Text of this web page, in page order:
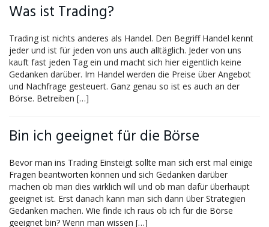
Was ist Trading?
Trading ist nichts anderes als Handel. Den Begriff Handel kennt
jeder und ist für jeden von uns auch alltäglich. Jeder von uns
kauft fast jeden Tag ein und macht sich hier eigentlich keine
Gedanken darüber. Im Handel werden die Preise über Angebot
und Nachfrage gesteuert. Ganz genau so ist es auch an der
Börse. Betreiben […]
Bin ich geeignet für die Börse
Bevor man ins Trading Einsteigt sollte man sich erst mal einige
Fragen beantworten können und sich Gedanken darüber
machen ob man dies wirklich will und ob man dafür überhaupt
geeignet ist. Erst danach kann man sich dann über Strategien
Gedanken machen. Wie finde ich raus ob ich für die Börse
geeignet bin? Wenn man wissen […]